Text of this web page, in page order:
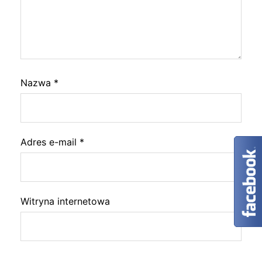
Nazwa *
Adres e-mail *
Witryna internetowa